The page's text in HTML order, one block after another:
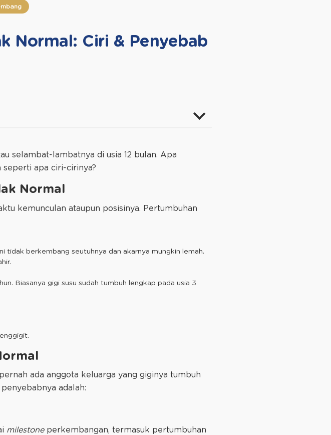
Normal: Ciri & Penyebab
selambat-lambatnya di usia 12 bulan. Apa
apa ciri-cirinya?
Normal
kemunculan ataupun posisinya. Pertumbuhan
tidak berkembang seutuhnya dan akarnya mungkin lemah.
Biasanya gigi susu sudah tumbuh lengkap pada usia 3
ada anggota keluarga yang giginya tumbuh
adalah:
milestone perkembangan, termasuk pertumbuhan